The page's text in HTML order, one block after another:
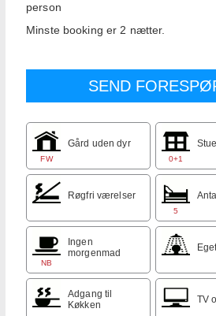
person
Minste booking er 2 nætter.
FW
Gård uden dyr
0+1
Røgfri værelser
5
NB
Ingen
morgenmad
Adgang til
Køkken
TV